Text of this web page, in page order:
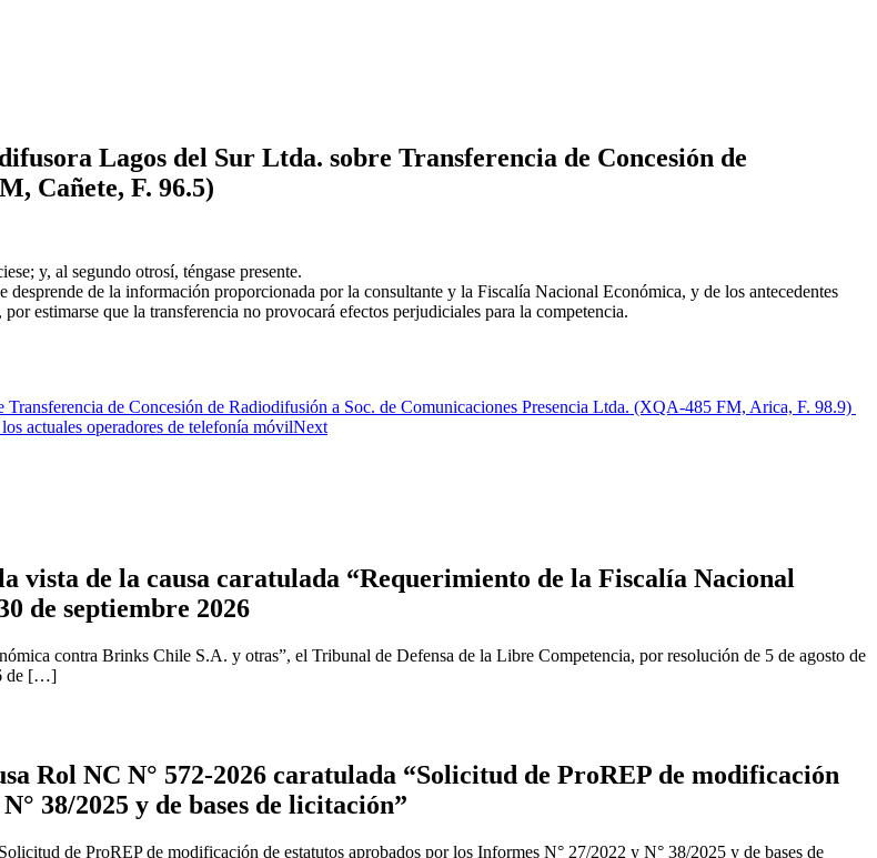
Lagos del Sur Ltda. sobre Transferencia de Concesión de
Cañete, F. 96.5)
y, al segundo otrosí, téngase presente.
de la información proporcionada por la consultante y la Fiscalía Nacional Económica, y de los antecedentes
estimarse que la transferencia no provocará efectos perjudiciales para la competencia.
de Concesión de Radiodifusión a Soc. de Comunicaciones Presencia Ltda. (XQA-485 FM, Arica, F. 98.9)
actuales operadores de telefonía móvilNext
vista de la causa caratulada “Requerimiento de la Fiscalía Nacional
de septiembre 2026
contra Brinks Chile S.A. y otras”, el Tribunal de Defensa de la Libre Competencia, por resolución de 5 de agosto de
de […]
Rol NC N° 572-2026 caratulada “Solicitud de ProREP de modificación
38/2025 y de bases de licitación”
de ProREP de modificación de estatutos aprobados por los Informes N° 27/2022 y N° 38/2025 y de bases de